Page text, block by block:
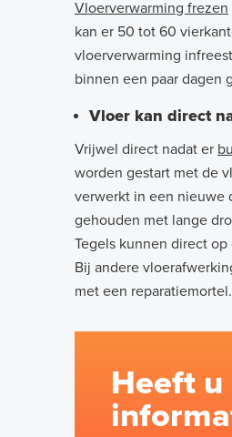
Vloerverwarming frezen
kan er 50 tot 60
vloerverwarming
binnen een paar dagen
Vloer kan direct
Vrijwel direct nadat er
worden gestart met de
verwerkt in een nieuwe
gehouden met lange
Tegels kunnen direct
Bij andere
met een reparatiemortel.
Heeft u